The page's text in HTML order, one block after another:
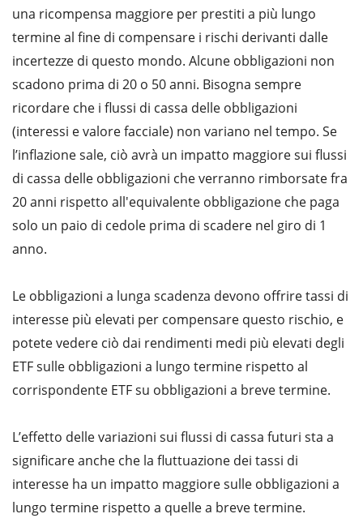
una ricompensa maggiore per prestiti a più lungo
termine al fine di compensare i rischi derivanti dalle
incertezze di questo mondo. Alcune obbligazioni non
scadono prima di 20 o 50 anni. Bisogna sempre
ricordare che i flussi di cassa delle obbligazioni
(interessi e valore facciale) non variano nel tempo. Se
l’inflazione sale, ciò avrà un impatto maggiore sui flussi
di cassa delle obbligazioni che verranno rimborsate fra
20 anni rispetto all'equivalente obbligazione che paga
solo un paio di cedole prima di scadere nel giro di 1
anno.
Le obbligazioni a lunga scadenza devono offrire tassi di
interesse più elevati per compensare questo rischio, e
potete vedere ciò dai rendimenti medi più elevati degli
ETF sulle obbligazioni a lungo termine rispetto al
corrispondente ETF su obbligazioni a breve termine.
L’effetto delle variazioni sui flussi di cassa futuri sta a
significare anche che la fluttuazione dei tassi di
interesse ha un impatto maggiore sulle obbligazioni a
lungo termine rispetto a quelle a breve termine.